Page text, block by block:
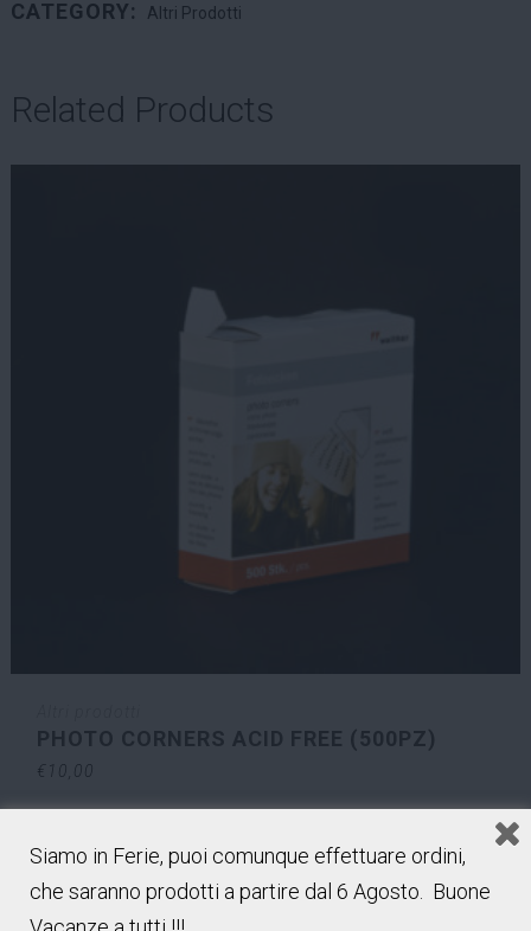
CATEGORY: Altri Prodotti
Related Products
PHOTO CORNERS ACID FREE (500PZ)
€ 10,00
Siamo in Ferie, puoi comunque effettuare ordini,
che saranno prodotti a partire dal 6 Agosto. Buone